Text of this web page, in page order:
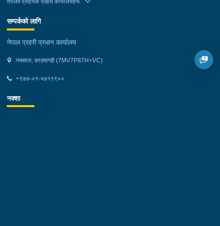
तालिम प्रदायक प्रहरी कार्यालयहरू
सम्पर्कको लागि
नेपाल प्रहरी प्रधान कार्यालय
नक्साल, काठमाण्डौ (7MV7P87H+VC)
+९७७-०१-५७१९९००
नक्शा